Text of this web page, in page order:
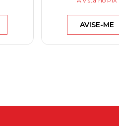
AVISE-ME